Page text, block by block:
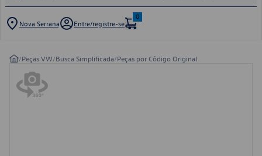
Nova Serrana Entre/registre-se
0
/Peças VW/Busca Simplificada/Peças por Código Original